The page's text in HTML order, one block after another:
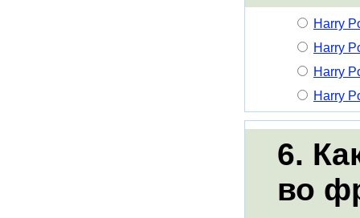
Harry
Harry
Harry
Harry
6.
во